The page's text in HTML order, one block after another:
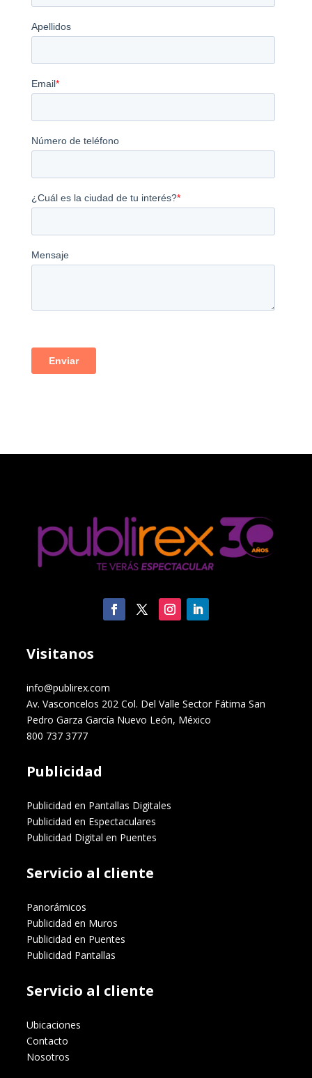
Visitanos
info@publirex.com
Av. Vasconcelos 202 Col. Del Valle Sector Fátima San
Pedro Garza García Nuevo León, México
800 737 3777
Publicidad
Publicidad en Pantallas Digitales
Publicidad en Espectaculares
Publicidad Digital en Puentes
Servicio al cliente
Panorámicos
Publicidad en Muros
Publicidad en Puentes
Publicidad Pantallas
Servicio al cliente
Ubicaciones
Contacto
Nosotros